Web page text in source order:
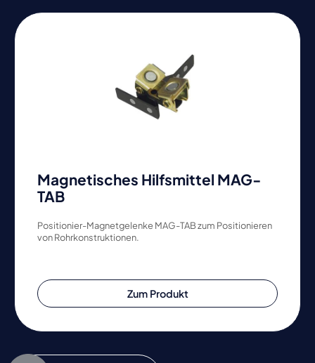
Magnetisches Hilfsmittel MAG-
TAB
Positionier-Magnetgelenke MAG-TAB zum Positionieren
von Rohrkonstruktionen.
Zum Produkt